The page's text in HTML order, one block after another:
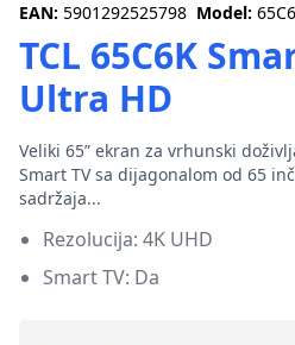
EAN: 5901292525798 Model:
TCL 65C6K
Ultra HD
Veliki 65” ekran za vrhunski
Smart TV sa dijagonalom od 65
sadržaja...
Rezolucija: 4K UHD
Smart TV: Da